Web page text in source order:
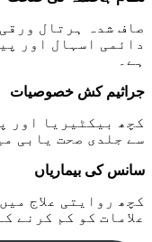
صاف شدہ ہرتال
دائمی اسہال اور
ہے۔
جراثیم کش خصوصیات
کچھ بیکٹیریا اور
سے جلدی صحت یابی
سانس کی بیماریاں
کچھ روایتی علاج
علامات کو کم کرنے